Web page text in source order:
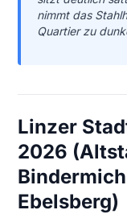
nimmt das
Quartier zu
Linzer
2026
Ebelsberg)